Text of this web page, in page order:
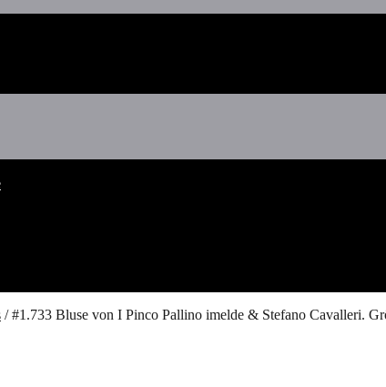
/#1.733 Bluse von I Pinco Pallino imelde & Stefano Cavalleri.